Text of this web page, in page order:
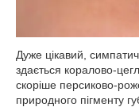
Дуже цікавий,
здається коралово-
скоріше персиково-
природного пігменту